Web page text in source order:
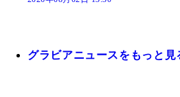
グラビアニュースをもっと見